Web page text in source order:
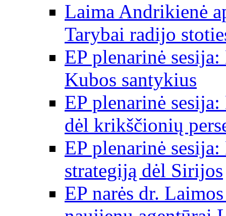
Laima Andrikienė
Tarybai radijo
EP plenarinė
Kubos santykius
EP plenarinė
dėl krikščionių
EP plenarinė
strategiją dėl Sirijos
EP narės dr.